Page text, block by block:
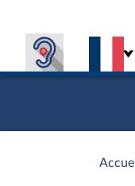
d'accueil